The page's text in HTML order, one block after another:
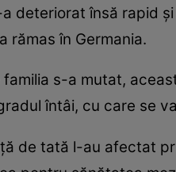
deteriorat însă rapid
rămas în Germania.
s-a mutat,
întâi, cu care se
de tată l-au afectat